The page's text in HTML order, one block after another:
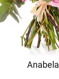
Anabela